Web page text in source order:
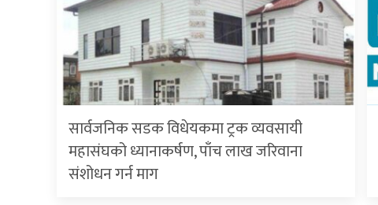
सार्वजनिक सडक विधेयकमा ट्रक व्यवसायी
महासंघको ध्यानाकर्षण, पाँच लाख जरिवाना
संशोधन गर्न माग